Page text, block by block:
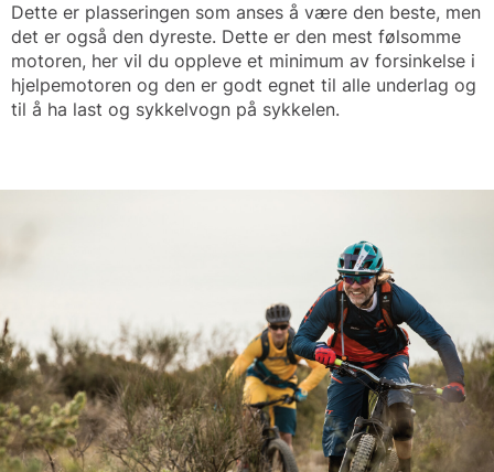
Dette er plasseringen som anses å være den beste, men
det er også den dyreste. Dette er den mest følsomme
motoren, her vil du oppleve et minimum av forsinkelse i
hjelpemotoren og den er godt egnet til alle underlag og
til å ha last og sykkelvogn på sykkelen.